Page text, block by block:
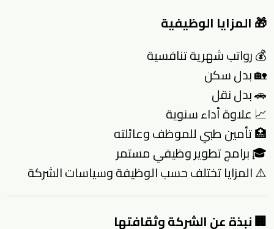
🎁 المزايا الوظيفية
💰 رواتب شهرية تنافسية
🏡 بدل سكن
🚗 بدل نقل
📈 علاوة أداء سنوية
🏥 تأمين طبي للموظف وعائلته
🎓 برامج تطوير وظيفي مستمر
⚠️المزايا تختلف حسب الوظيفة وسياسات الشركة
🏢 نبذة عن الشركة وثقافتها